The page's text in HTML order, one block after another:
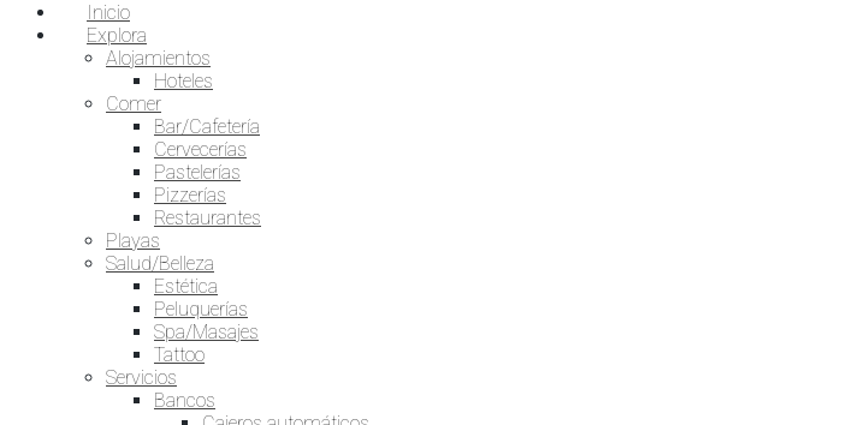
Inicio
Explora
Alojamientos
Hoteles
Comer
Bar/Cafetería
Cervecerías
Pastelerías
Pizzerías
Restaurantes
Playas
Salud/Belleza
Estética
Peluquerías
Spa/Masajes
Tattoo
Servicios
Bancos